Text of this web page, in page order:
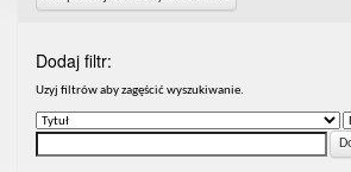
Dodaj filtr:
Uzyj filtrów aby zagęścić wyszukiwanie.